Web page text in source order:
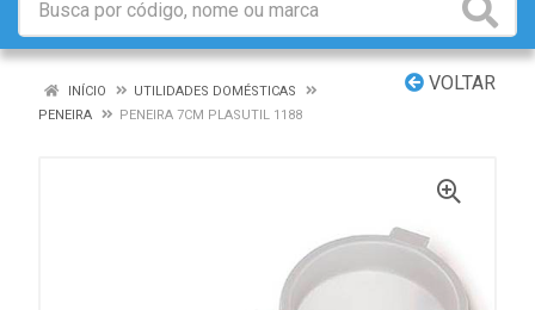
VOLTAR
INÍCIO
UTILIDADES DOMÉSTICAS
PENEIRA
PENEIRA 7CM PLASUTIL 1188